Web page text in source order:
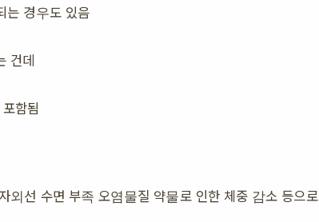
는 경우도 있음
건데
함됨
외선 수면 부족 오염물질 약물로 인한 체중 감소 등으로